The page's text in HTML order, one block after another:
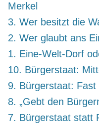
Merkel
3. Wer besitzt die
2. Wer glaubt ans
1. Eine-Welt-Dorf
10. Bürgerstaat:
9. Bürgerstaat: Fast
8. „Gebt den
7. Bürgerstaat statt